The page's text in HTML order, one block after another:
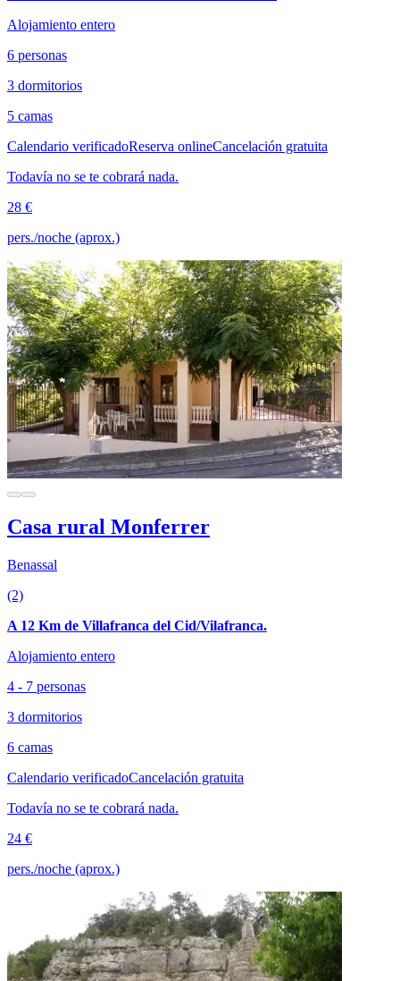
Alojamiento entero
6 personas
3 dormitorios
5 camas
Calendario verificadoReserva onlineCancelación gratuita
Todavía no se te cobrará nada.
28 €
pers./noche (aprox.)
Casa rural Monferrer
Benassal
(2)
A 12 Km de Villafranca del Cid/Vilafranca.
Alojamiento entero
4 - 7 personas
3 dormitorios
6 camas
Calendario verificadoCancelación gratuita
Todavía no se te cobrará nada.
24 €
pers./noche (aprox.)